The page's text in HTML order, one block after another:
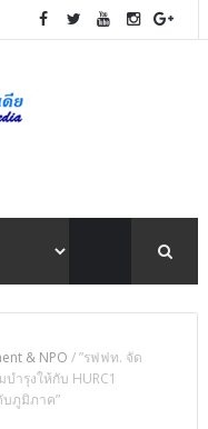
& NPO /”รฟฟท. จัด
ำรุงให้กับ HURC1
บภูมิภาค”